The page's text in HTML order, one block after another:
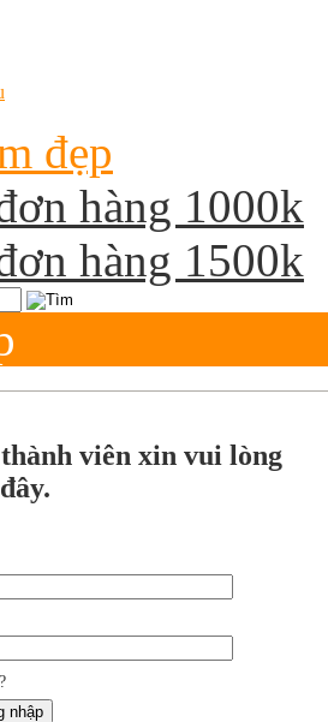
đẹp
hàng 1000k
hàng 1500k
viên xin vui lòng
nhập